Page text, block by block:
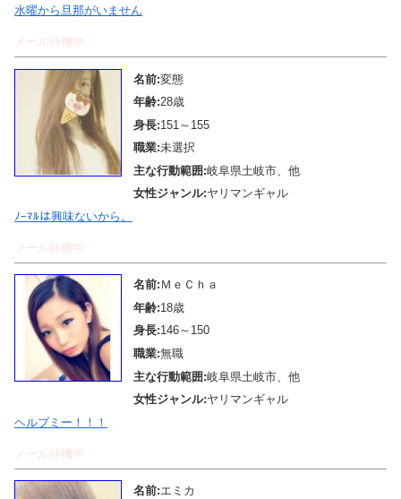
水曜から旦那がいません
メール待機中
名前:変態
年齢:28歳
身長:151～155
職業:未選択
主な行動範囲:岐阜県土岐市、他
女性ジャンル:ヤリマンギャル
ﾉｰﾏﾙは興味ないから。
メール待機中
名前: ＭｅＣｈａ
年齢:18歳
身長:146～150
職業:無職
主な行動範囲:岐阜県土岐市、他
女性ジャンル:ヤリマンギャル
ヘルプミー！！！
メール待機中
名前:エミカ